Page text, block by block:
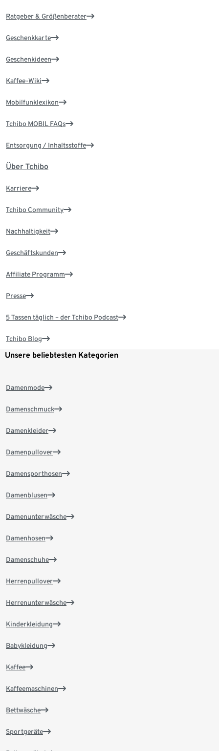
Ratgeber & Größenberater
Geschenkkarte
Geschenkideen
Kaffee-Wiki
Mobilfunklexikon
Tchibo MOBIL FAQs
Entsorgung / Inhaltsstoffe
Über Tchibo
Karriere
Tchibo Community
Nachhaltigkeit
Geschäftskunden
Affiliate Programm
Presse
5 Tassen täglich – der Tchibo Podcast
Tchibo Blog
Unsere beliebtesten Kategorien
Damenmode
Damenschmuck
Damenkleider
Damenpullover
Damensporthosen
Damenblusen
Damenunterwäsche
Damenhosen
Damenschuhe
Herrenpullover
Herrenunterwäsche
Kinderkleidung
Babykleidung
Kaffee
Kaffeemaschinen
Bettwäsche
Sportgeräte